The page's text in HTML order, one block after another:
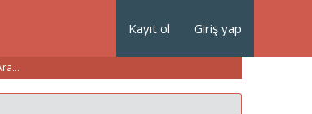
Kayıt ol Giriş yap